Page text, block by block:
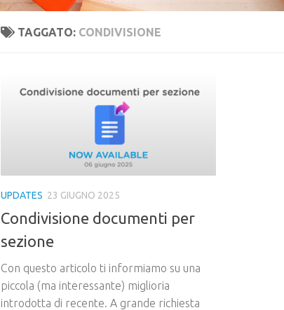
TAGGATO: CONDIVISIONE
UPDATES 23 GIUGNO 2025
Condivisione documenti per
sezione
Con questo articolo ti informiamo su una
piccola (ma interessante) miglioria
introdotta di recente. A grande richiesta